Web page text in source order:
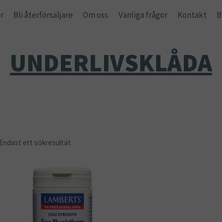
Bli återförsäljare Om oss Vanliga frågor Kontakt
UNDERLIVSKLÅDA
Endast ett sökresultat